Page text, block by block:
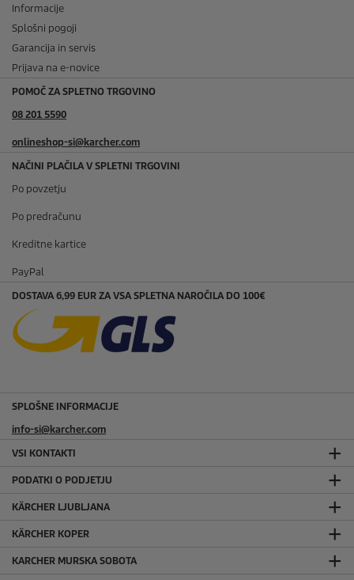
Informacije
Splošni pogoji
Garancija in servis
Prijava na e-novice
POMOČ ZA SPLETNO TRGOVINO
08 201 5590
onlineshop-si@karcher.com
NAČINI PLAČILA V SPLETNI TRGOVINI
Po povzetju
Po predračunu
Kreditne kartice
PayPal
DOSTAVA 6,99 EUR ZA VSA SPLETNA NAROČILA DO 100€
SPLOŠNE INFORMACIJE
info-si@karcher.com
VSI KONTAKTI
PODATKI O PODJETJU
KÄRCHER LJUBLJANA
KÄRCHER KOPER
KARCHER MURSKA SOBOTA